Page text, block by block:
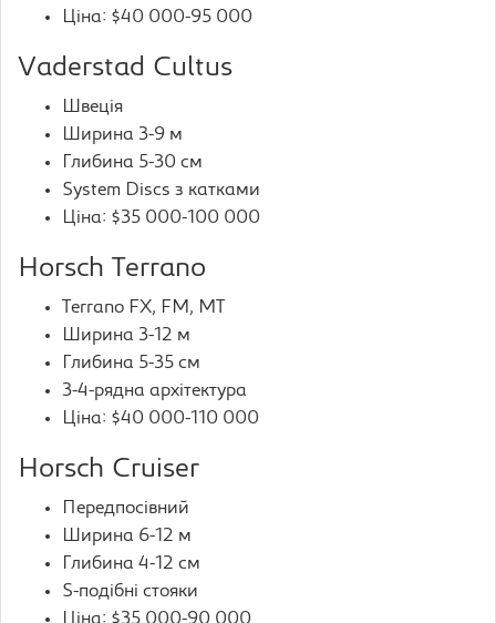
Ціна: $40 000-95 000
Vaderstad Cultus
Швеція
Ширина 3-9 м
Глибина 5-30 см
System Discs з катками
Ціна: $35 000-100 000
Horsch Terrano
Terrano FX, FM, MT
Ширина 3-12 м
Глибина 5-35 см
3-4-рядна архітектура
Ціна: $40 000-110 000
Horsch Cruiser
Передпосівний
Ширина 6-12 м
Глибина 4-12 см
S-подібні стояки